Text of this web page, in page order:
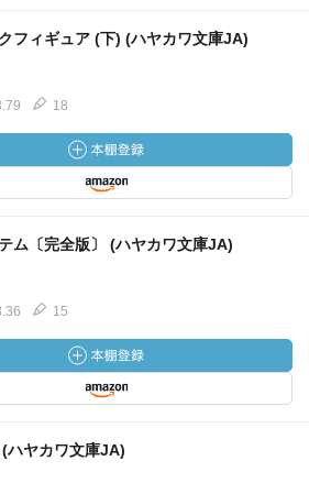
フィギュア (下) (ハヤカワ文庫JA)
18
ム〔完全版〕 (ハヤカワ文庫JA)
15
ハヤカワ文庫JA)